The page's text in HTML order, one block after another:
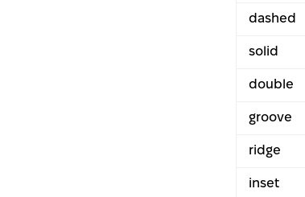
dashed
solid
double
groove
ridge
inset